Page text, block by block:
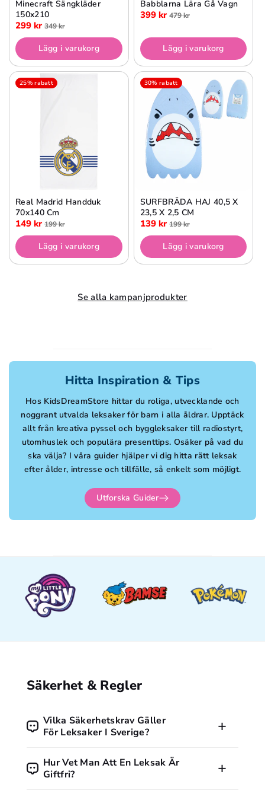
Minecraft Sängkläder
150x210
299 kr 349 kr
Lägg i varukorg
Babblarna Lära Gå Vagn
399 kr 479 kr
Lägg i varukorg
25% rabatt
Real Madrid Handduk
70x140 Cm
149 kr 199 kr
Lägg i varukorg
30% rabatt
SURFBRÄDA HAJ 40,5 X
23,5 X 2,5 CM
139 kr 199 kr
Lägg i varukorg
Se alla kampanjprodukter
Hitta Inspiration & Tips
Hos KidsDreamStore hittar du roliga, utvecklande och
noggrant utvalda leksaker för barn i alla åldrar. Upptäck
allt från kreativa pyssel och byggleksaker till radiostyrt,
utomhuslek och populära presenttips. Osäker på vad du
ska välja? I våra guider hjälper vi dig hitta rätt leksak
efter ålder, intresse och tillfälle, så enkelt som möjligt.
Utforska Guider
Säkerhet & Regler
Vilka Säkerhetskrav Gäller
För Leksaker I Sverige?
Alla leksaker som säljs i Sverige måste följa EU:s
leksaksdirektiv och vara CE-märkta. Märkningen visar att
Hur Vet Man Att En Leksak Är
Giftfri?